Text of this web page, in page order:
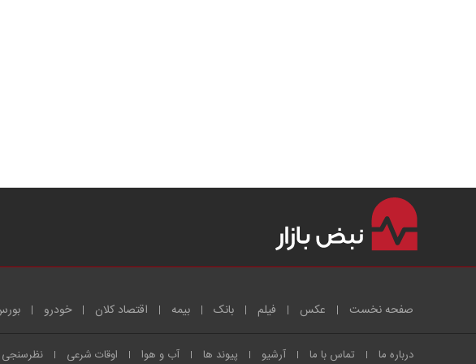
صفحه نخست عکس فیلم بانک بیمه اقتصاد کلان خودرو
درباره ما تماس با ما آرشیو پیوند ها آب و هوا اوقات شرعی نظرسنجی